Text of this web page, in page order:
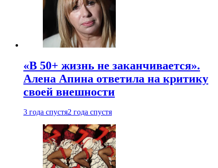
«В 50+ жизнь не заканчивается».
Алена Апина ответила на критику
своей внешности
3 года спустя2 года спустя